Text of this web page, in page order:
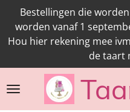
direct
naar
hoofdinhoud
Bestellingen die
worden vanaf 1
Hou hier rekening mee
de taart